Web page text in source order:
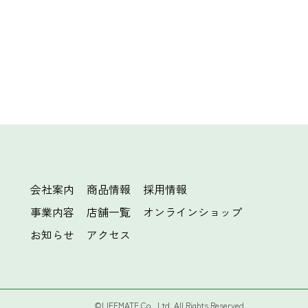
会社案内
事業内容
お知らせ
商品情報
店舗一覧
アクセス
採用情報
オンラインショップ
©LIFEMATE Co., Ltd. All Rights Reserved..